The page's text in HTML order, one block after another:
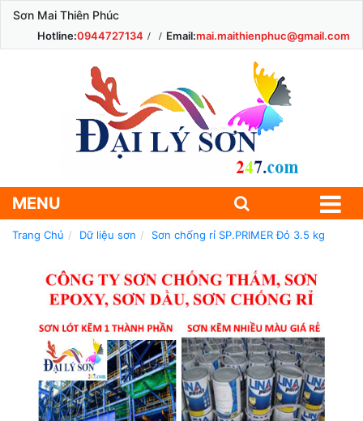
Sơn Mai Thiên Phúc
Hotline:0944727134 Email:mai.maithienphuc@gmail.com
MENU
Trang Chủ Dữ liệu sơn Sơn chống rỉ SP.PRIMER Đỏ 3.5 kg